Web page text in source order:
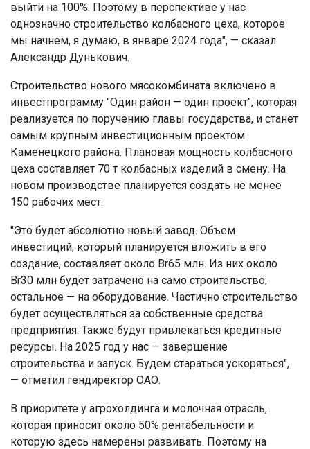
выйти на 100%. Поэтому в перспективе у нас
однозначно строительство колбасного цеха, которое
мы начнем, я думаю, в январе 2024 года", — сказал
Александр Дунькович.
Строительство нового мясокомбината включено в
инвестпрограмму "Один район — один проект", которая
реализуется по поручению главы государства, и станет
самым крупным инвестиционным проектом
Каменецкого района. Плановая мощность колбасного
цеха составляет 70 т колбасных изделий в смену. На
новом производстве планируется создать не менее
150 рабочих мест.
"Это будет абсолютно новый завод. Объем
инвестиций, который планируется вложить в его
создание, составляет около Br65 млн. Из них около
Br30 млн будет затрачено на само строительство,
остальное — на оборудование. Частично строительство
будет осуществляться за собственные средства
предприятия. Также будут привлекаться кредитные
ресурсы. На 2025 год у нас — завершение
строительства и запуск. Будем стараться ускоряться",
— отметил гендиректор ОАО.
В приоритете у агрохолдинга и молочная отрасль,
которая приносит около 50% рентабельности и
которую здесь намерены развивать. Поэтому на